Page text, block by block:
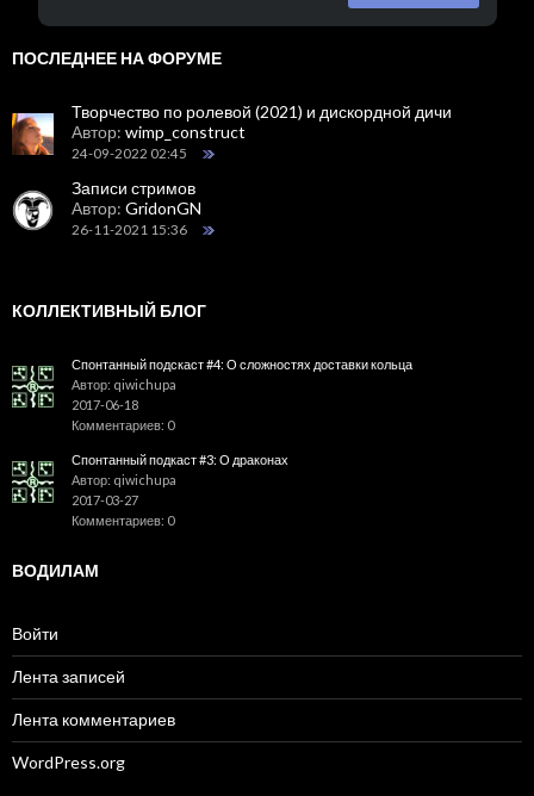
ПОСЛЕДНЕЕ НА ФОРУМЕ
Творчество по ролевой (2021) и дискордной дичи
Автор: wimp_construct
24-09-2022 02:45
Записи стримов
Автор: GridonGN
26-11-2021 15:36
КОЛЛЕКТИВНЫЙ БЛОГ
Спонтанный подскаст #4: О сложностях доставки кольца
Автор: qiwichupa
2017-06-18
Комментариев: 0
Спонтанный подкаст #3: О драконах
Автор: qiwichupa
2017-03-27
Комментариев: 0
ВОДИЛАМ
Войти
Лента записей
Лента комментариев
WordPress.org